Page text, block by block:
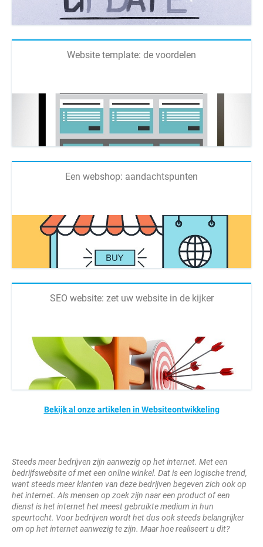
Website template: de voordelen
Een webshop: aandachtspunten
SEO website: zet uw website in de kijker
Bekijk al onze artikelen in Websiteontwikkeling
Steeds meer bedrijven zijn aanwezig op het internet. Met een
bedrijfswebsite of met een online winkel. Dat is een logische trend,
want steeds meer klanten van deze bedrijven begeven zich ook op
het internet. Als mensen op zoek zijn naar een product of een
dienst is het internet het meest gebruikte medium in hun
speurtocht. Voor bedrijven wordt het dus ook steeds belangrijker
om op het internet aanwezig te zijn. Maar hoe realiseert u dit?